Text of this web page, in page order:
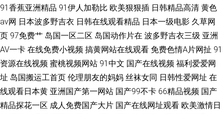
91香蕉亚洲精品 91伊人加勒比 欧美狠狠插 日韩精品高清 黄色
av网 日本波多野吉衣 日韩在线观看精品 日本一级电影 久草网
页 97免费艹 岛国一区二区 岛国动作片在 波多野吉衣三级 亚洲
AV一卡 在线免费小视频 搞黄网站在线观看 免费色情A片网扯 91
资源在线视频 蜜桃视频网站 91中文 国产在线视频 福利爱爱网
址 岛国搬运工首页 伦理朋友的妈妈 丝袜女同 日韩性爱网址 在
线观看日本黄 亚洲国产第一网站 国产99不卡 66精品视频 国产
精品探花一区 成人免费国产大片 国产在线网址观看 欧美激情日